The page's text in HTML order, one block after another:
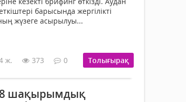
барысында жергілікті
жүзеге асырылуы...
ж. 373 0 Толығырақ
шақырымдық